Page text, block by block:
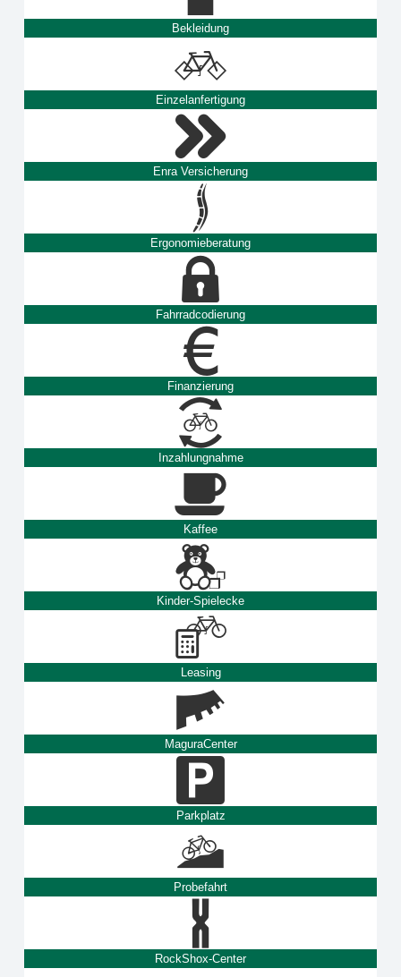
Bekleidung
Einzelanfertigung
Enra Versicherung
Ergonomieberatung
Fahrradcodierung
Finanzierung
Inzahlungnahme
Kaffee
Kinder-Spielecke
Leasing
MaguraCenter
Parkplatz
Probefahrt
RockShox-Center